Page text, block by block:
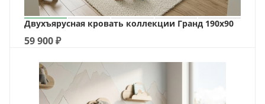
Двухъярусная кровать коллекции Гранд 190х90
59 900₽